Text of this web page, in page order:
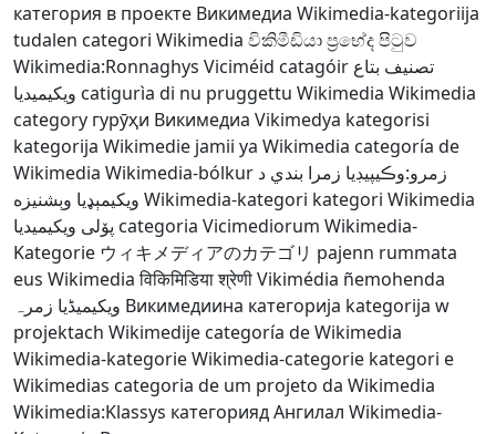
категория в проекте Викимедиа Wikimedia-kategoriija
tudalen categori Wikimedia විකිමීඩියා ප්‍රභේද පිටුව
Wikimedia:Ronnaghys Viciméid catagóir تصنيف بتاع
ويكيميديا catigurìa di nu pruggettu Wikimedia Wikimedia
category гурӯҳи Викимедиа Vikimedya kategorisi
kategorija Wikimedie jamii ya Wikimedia categoría de
Wikimedia Wikimedia-bólkur زمرو:وڪيپيڊيا زمرا بندي د
ويکيمېډيا وېشنيزه Wikimedia-kategori kategori Wikimedia
پۆلی ویکیمیدیا categoria Vicimediorum Wikimedia-
Kategorie ウィキメディアのカテゴリ pajenn rummata
eus Wikimedia विकिमिडिया श्रेणीVikimédia ñemohenda
ویکیمیڈیا زمرہ Викимедиина категорија kategorija w
projektach Wikimedije categoría de Wikimedia
Wikimedia-kategorieWikimedia-categorie kategori e
Wikimedias categoria de um projeto da Wikimedia
Wikimedia:Klassys категорияд Ангилал Wikimedia-